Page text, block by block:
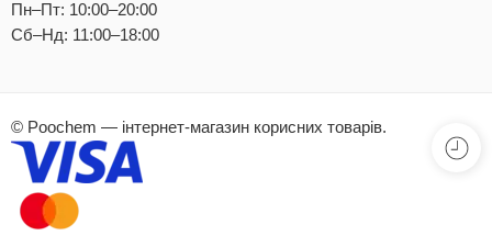
Пн–Пт: 10:00–20:00
Сб–Нд: 11:00–18:00
© Poochem — інтернет-магазин корисних товарів.